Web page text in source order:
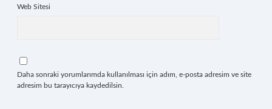
Web Sitesi
Daha sonraki yorumlarımda kullanılması için adım, e-posta adresim ve site
adresim bu tarayıcıya kaydedilsin.